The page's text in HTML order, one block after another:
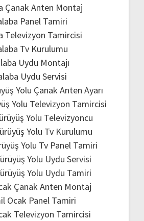
Çanak Anten Montaj
Panel Tamiri
Televizyon Tamircisi
Tv Kurulumu
Uydu Montajı
Uydu Servisi
Yolu Çanak Anten Ayarı
Yolu Televizyon Tamircisi
Yolu Televizyoncu
Yolu Tv Kurulumu
Yolu Tv Panel Tamiri
Yolu Uydu Servisi
Yolu Uydu Tamiri
Çanak Anten Montaj
Ocak Panel Tamiri
Televizyon Tamircisi